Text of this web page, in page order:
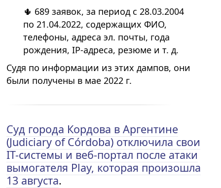
🌵 689 заявок, за период с 28.03.2004
по 21.04.2022, содержащих ФИО,
телефоны, адреса эл. почты, года
рождения, IP-адреса, резюме и т. д.
Судя по информации из этих дампов, они
были получены в мае 2022 г.
Суд города Кордова в Аргентине
(Judiciary of Córdoba) отключила свои
IT-системы и веб-портал после атаки
вымогателя Play, которая произошла
13 августа.